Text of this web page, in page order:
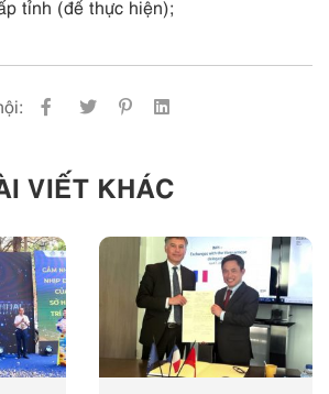
tỉnh (để thực hiện);
VIẾT KHÁC